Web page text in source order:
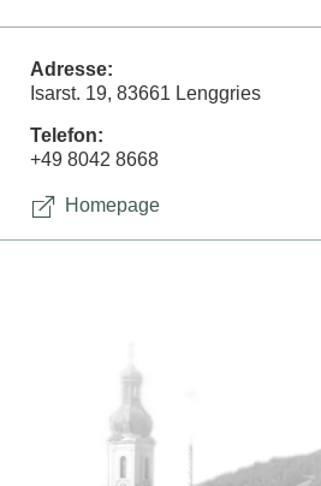
Adresse:
Isarst. 19, 83661 Lenggries
Telefon:
+49 8042 8668
Homepage